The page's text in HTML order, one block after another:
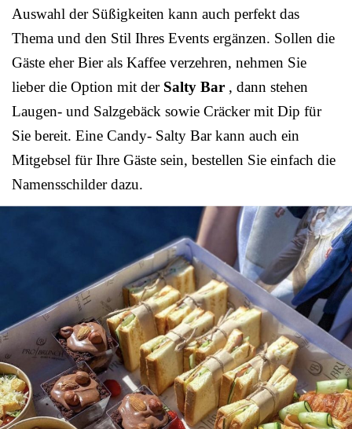
Auswahl der Süßigkeiten kann auch perfekt das
Thema und den Stil Ihres Events ergänzen. Sollen die
Gäste eher Bier als Kaffee verzehren, nehmen Sie
lieber die Option mit derSalty Bar , dann stehen
Laugen- und Salzgebäck sowie Cräcker mit Dip für
Sie bereit. Eine Candy- Salty Bar kann auch ein
Mitgebsel für Ihre Gäste sein, bestellen Sie einfach die
Namensschilder dazu.